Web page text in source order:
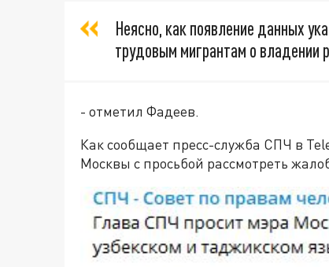
Неясно, как появление данных
трудовым мигрантам о владении
- отметил Фадеев.
Как сообщает пресс-служба СПЧ в
Москвы с просьбой рассмотреть